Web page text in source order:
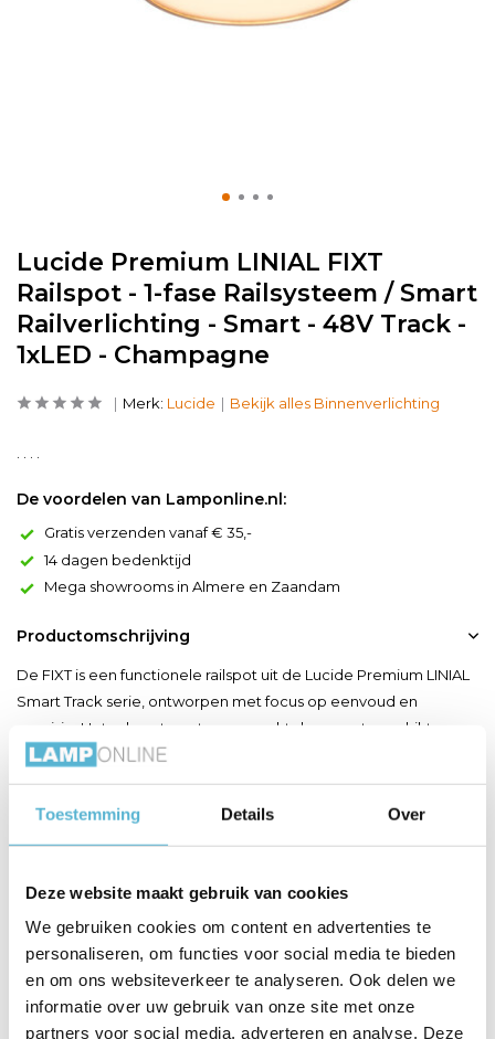
Toestemming Details Over
Deze website maakt gebruik van cookies
We gebruiken cookies om content en advertenties te
personaliseren, om functies voor social media te bieden
en om ons websiteverkeer te analyseren. Ook delen we
informatie over uw gebruik van onze site met onze
partners voor social media, adverteren en analyse. Deze
Lucide Premium LINIAL FIXT
Railspot - 1-fase Railsysteem / Smart
Railverlichting - Smart - 48V Track -
1xLED - Champagne
Merk: Lucide Bekijk alles Binnenverlichting
De voordelen van Lamponline.nl:
Gratis verzenden vanaf € 35,-
14 dagen bedenktijd
Mega showrooms in Almere en Zaandam
Productomschrijving
De FIXT is een functionele railspot uit de Lucide Premium LINIAL
Smart Track serie, ontworpen met focus op eenvoud en
precisie. Het robuuste ontwerp maakt deze spot geschikt voor
praktische verlichtingstoepassingen, terwijl de strakke
vormgeving perfect aansluit bij het minimalistische railsysteem.
Dankzij de verstelbaarheid kan het licht doelgeric...
Toon meer
EAN 5411212552297